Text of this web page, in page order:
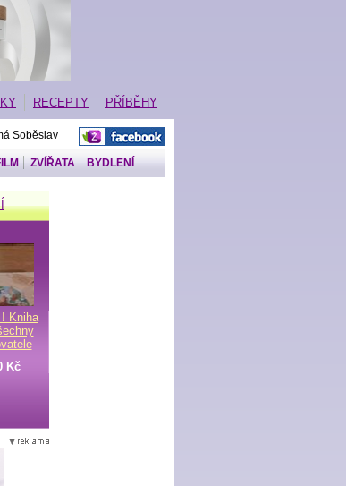
RECEPTY PŘÍBĚHY
Soběslav
ZVÍŘATA BYDLENÍ
Kniha
Kč